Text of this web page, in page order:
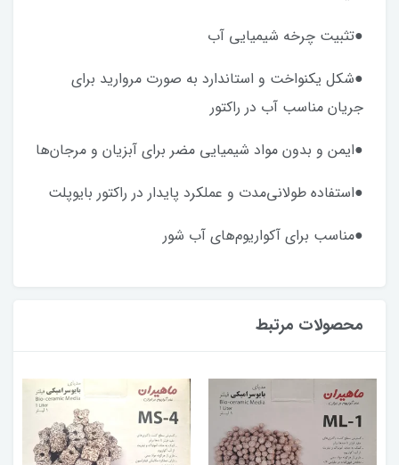
●تثبیت چرخه شیمیایی آب
●شکل یکنواخت و استاندارد به صورت مروارید برای
جریان مناسب آب در راکتور
●ایمن و بدون مواد شیمیایی مضر برای آبزیان و مرجان‌ها
●استفاده طولانی‌مدت و عملکرد پایدار در راکتور بایوپلت
●مناسب برای آکواریوم‌های آب شور
محصولات مرتبط